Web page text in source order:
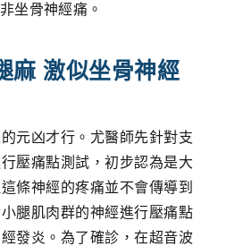
坐骨神經痛。
麻 激似坐骨神經
元凶才行。尤醫師先針對支
壓痛點測試，初步認為是大
條神經的疼痛並不會傳導到
腿肌肉群的神經進行壓痛點
發炎。為了確診，在超音波